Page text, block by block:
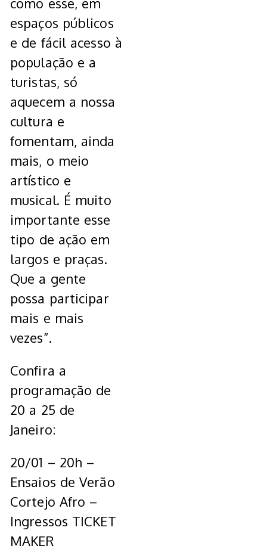
espaços públicos
e de fácil acesso à
população e a
turistas, só
aquecem a nossa
cultura e
fomentam, ainda
mais, o meio
artístico e
musical. É muito
importante esse
tipo de ação em
largos e praças.
Que a gente
possa participar
mais e mais
vezes”.
Confira a
programação de
20 a 25 de
Janeiro:
20/01 – 20h –
Ensaios de Verão
Cortejo Afro –
Ingressos TICKET
MAKER